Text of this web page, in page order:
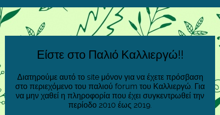
Είστε στο Παλιό Καλλιεργώ!!
Διατηρούμε αυτό το site μόνον για να έχετε πρόσβαση
στο περιεχόμενο του παλιού forum του Καλλιεργώ. Για
να μην χαθεί η πληροφορία που έχει συγκεντρωθεί την
περίοδο 2010 έως 2019.